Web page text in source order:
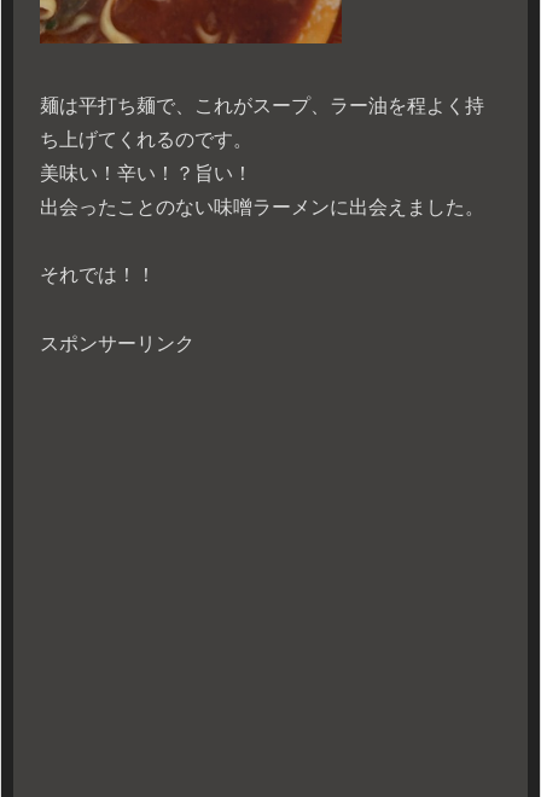
麺は平打ち麺で、これがスープ、ラー油を程よく持
ち上げてくれるのです。
美味い！辛い！？旨い！
出会ったことのない味噌ラーメンに出会えました。
それでは！！
スポンサーリンク